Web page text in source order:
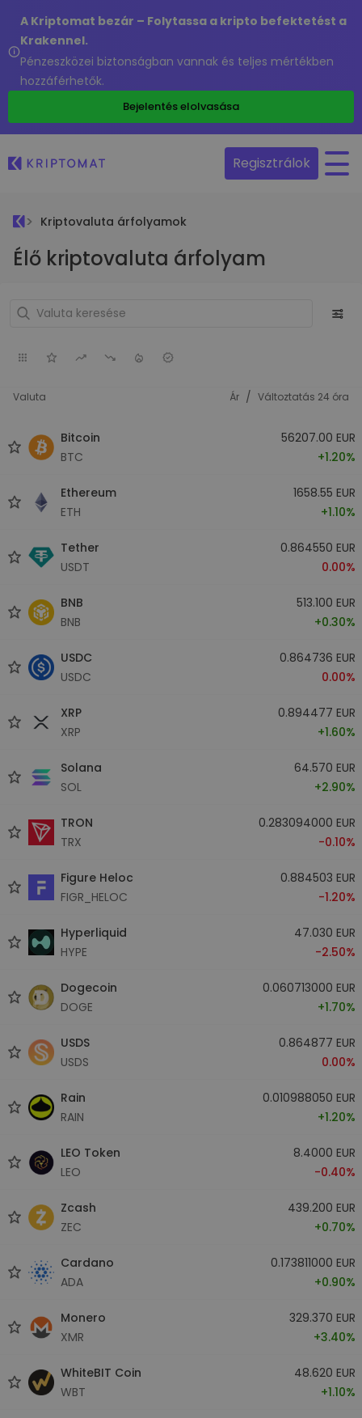
A Kriptomat bezár – Folytassa a kripto befektetést a
Krakennel.
Pénzeszközei biztonságban vannak és teljes mértékben
hozzáférhetők.
Bejelentés elolvasása
Regisztrálok
Kriptovaluta árfolyamok
Élő kriptovaluta árfolyam
Valuta Ár / Változtatás 24 óra
Bitcoin
BTC
56207.00 EUR
+1.20%
Ethereum
ETH
1658.55 EUR
+1.10%
Tether
USDT
0.864550 EUR
0.00%
BNB
BNB
513.100 EUR
+0.30%
USDC
USDC
0.864736 EUR
0.00%
XRP
XRP
0.894477 EUR
+1.60%
Solana
SOL
64.570 EUR
+2.90%
TRON
TRX
0.283094000 EUR
-0.10%
Figure Heloc
FIGR_HELOC
0.884503 EUR
-1.20%
Hyperliquid
HYPE
47.030 EUR
-2.50%
Dogecoin
DOGE
0.060713000 EUR
+1.70%
USDS
USDS
0.864877 EUR
0.00%
Rain
RAIN
0.010988050 EUR
+1.20%
LEO Token
LEO
8.4000 EUR
-0.40%
Zcash
ZEC
439.200 EUR
+0.70%
Cardano
ADA
0.173811000 EUR
+0.90%
Monero
XMR
329.370 EUR
+3.40%
WhiteBIT Coin
WBT
48.620 EUR
+1.10%